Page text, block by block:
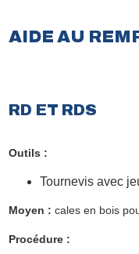
AIDE AU
RD ET RDS
Outils :
Tournevis avec
Moyen :cales en bois
Procédure :